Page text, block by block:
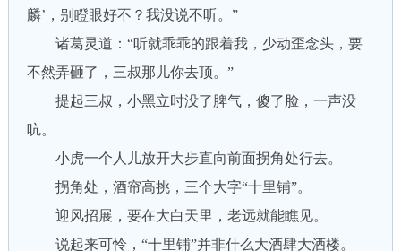
麟’，别瞪眼好不？我没说不听。”
诸葛灵道：“听就乖乖的跟着我，少动歪念头，要
不然弄砸了，三叔那儿你去顶。”
提起三叔，小黑立时没了脾气，傻了脸，一声没
吭。
小虎一个人儿放开大步直向前面拐角处行去。
拐角处，酒帘高挑，三个大字“十里铺”。
迎风招展，要在大白天里，老远就能瞧见。
说起来可怜，“十里铺”并非什么大酒肆大酒楼。